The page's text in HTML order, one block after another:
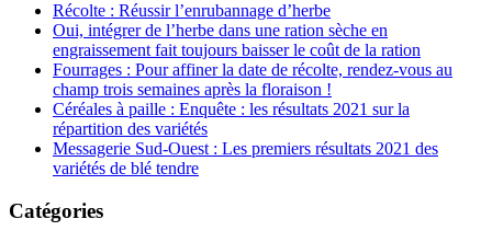
Récolte : Réussir l’enrubannage d’herbe
Oui, intégrer de l’herbe dans une ration sèche en
engraissement fait toujours baisser le coût de la ration
Fourrages : Pour affiner la date de récolte, rendez-vous au
champ trois semaines après la floraison !
Céréales à paille : Enquête : les résultats 2021 sur la
répartition des variétés
Messagerie Sud-Ouest : Les premiers résultats 2021 des
variétés de blé tendre
Catégories